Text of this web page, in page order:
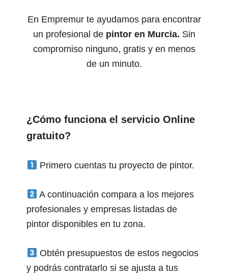
En Empremur te ayudamos para encontrar
un profesional de pintor en Murcia. Sin
compromiso ninguno, gratis y en menos
de un minuto.
¿Cómo funciona el servicio Online
gratuito?
Primero cuentas tu proyecto de pintor.
A continuación compara a los mejores
profesionales y empresas listadas de
pintor disponibles en tu zona.
Obtén presupuestos de estos negocios
y podrás contratarlo si se ajusta a tus